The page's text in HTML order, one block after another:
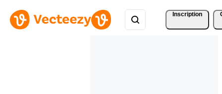
Inscription